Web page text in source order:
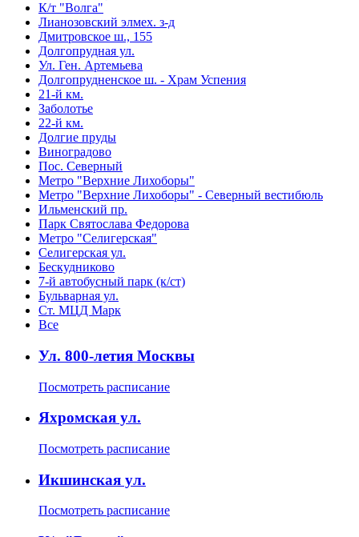
К/т "Волга"
Лианозовский элмех. з-д
Дмитровское ш., 155
Долгопрудная ул.
Ул. Ген. Артемьева
Долгопрудненское ш. - Храм Успения
21-й км.
Заболотье
22-й км.
Долгие пруды
Виноградово
Пос. Северный
Метро "Верхние Лихоборы"
Метро "Верхние Лихоборы" - Северный вестибюль
Ильменский пр.
Парк Святослава Федорова
Метро "Селигерская"
Селигерская ул.
Бескудниково
7-й автобусный парк (к/ст)
Бульварная ул.
Ст. МЦД Марк
Все
Ул. 800-летия Москвы
Посмотреть расписание
Яхромская ул.
Посмотреть расписание
Икшинская ул.
Посмотреть расписание